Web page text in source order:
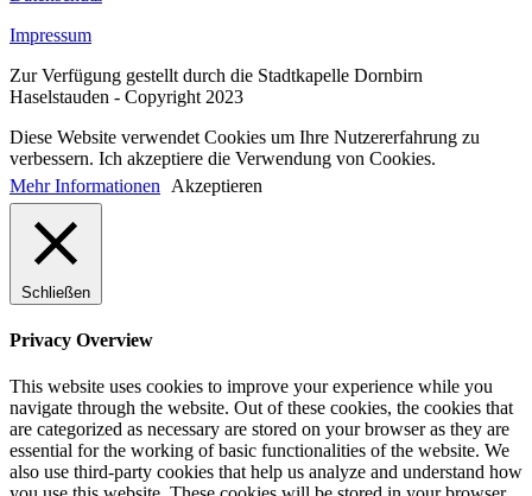
Impressum
Zur Verfügung gestellt durch die Stadtkapelle Dornbirn
Haselstauden - Copyright 2023
Diese Website verwendet Cookies um Ihre Nutzererfahrung zu
verbessern. Ich akzeptiere die Verwendung von Cookies.
Mehr Informationen
Akzeptieren
Schließen
Privacy Overview
This website uses cookies to improve your experience while you
navigate through the website. Out of these cookies, the cookies that
are categorized as necessary are stored on your browser as they are
essential for the working of basic functionalities of the website. We
also use third-party cookies that help us analyze and understand how